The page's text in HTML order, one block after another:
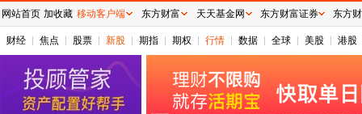
财经 焦点 股票 新股 期指 期权 行情 数据 全球 美股 港股
网站首页 加收藏 移动客户端 东方财富 天天基金网 东方财富证券 东方